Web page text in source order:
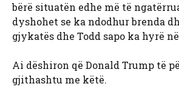
bërë situatën edhe më të
dyshohet se ka ndodhur brenda
gjykatës dhe Todd sapo ka hyrë
Ai dëshiron që Donald Trump të
gjithashtu me këtë.